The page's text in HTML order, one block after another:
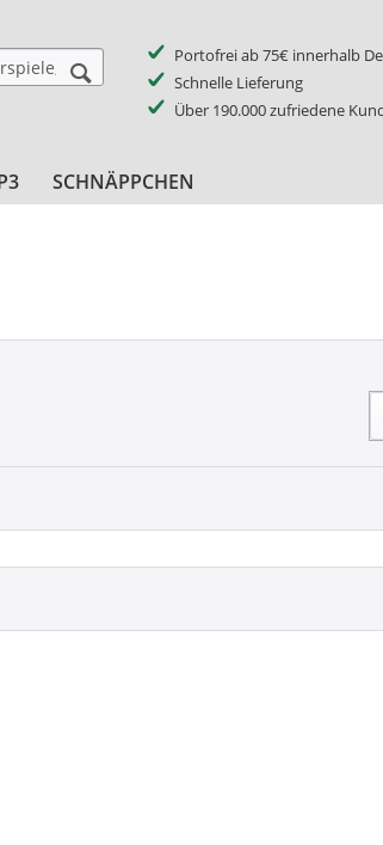
Portofrei ab 75€ innerhalb
Schnelle Lieferung
Über 190.000 zufriedene
SCHNÄPPCHEN